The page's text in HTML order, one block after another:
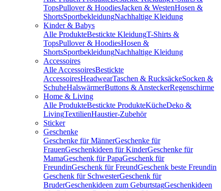
TopsPullover & HoodiesJacken & WestenHosen &
ShortsSportbekleidungNachhaltige Kleidung
Kinder & Babys
Alle ProdukteBestickte KleidungT-Shirts &
TopsPullover & HoodiesHosen &
ShortsSportbekleidungNachhaltige Kleidung
Accessoires
Alle AccessoiresBestickte
AccessoiresHeadwearTaschen & RucksäckeSocken &
SchuheHalswärmerButtons & AnsteckerRegenschirme
Home & Living
Alle ProdukteBestickte ProdukteKücheDeko &
LivingTextilienHaustier-Zubehör
Sticker
Geschenke
Geschenke für MännerGeschenke für
FrauenGeschenkideen für KinderGeschenke für
MamaGeschenk für PapaGeschenk für
FreundinGeschenk für FreundGeschenk beste Freundin
Geschenk für SchwesterGeschenk für
BruderGeschenkideen zum GeburtstagGeschenkideen